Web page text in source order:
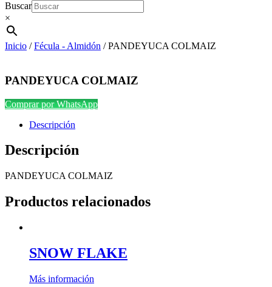
Buscar
×
Inicio /Fécula - Almidón / PANDEYUCA COLMAIZ
PANDEYUCA COLMAIZ
Comprar por WhatsApp
Descripción
Descripción
PANDEYUCA COLMAIZ
Productos relacionados
SNOW FLAKE
Más información